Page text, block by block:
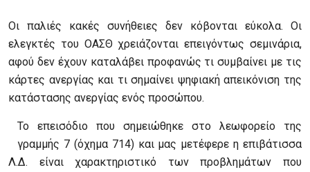
Οι παλιές κακές συνήθειες δεν κόβονται εύκολα. Οι
ελεγκτές του ΟΑΣΘ χρειάζονται επειγόντως σεμινάρια,
αφού δεν έχουν καταλάβει προφανώς τι συμβαίνει με τις
κάρτες ανεργίας και τι σημαίνει ψηφιακή απεικόνιση της
κατάστασης ανεργίας ενός προσώπου.
Το επεισόδιο που σημειώθηκε στο λεωφορείο της
γραμμής 7 (όχημα 714) και μας μετέφερε η επιβάτισσα
Λ.Δ. είναι χαρακτηριστικό των προβλημάτων που